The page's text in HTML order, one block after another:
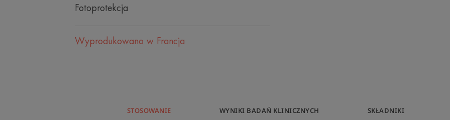
Fotoprotekcja
Wyprodukowano w Francja
STOSOWANIE WYNIKI BADAŃ KLINICZNYCH SKŁADNIKI